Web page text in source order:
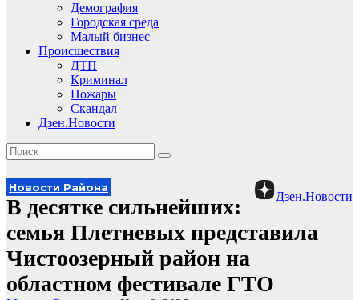
Демография
Городская среда
Малый бизнес
Происшествия
ДТП
Криминал
Пожары
Скандал
Дзен.Новости
Дзен.Новости
Новости Района
В десятке сильнейших:
семья Плетневых представила
Чистоозерный район на
областном фестивале ГТО